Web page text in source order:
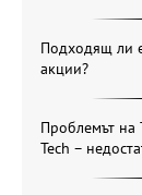
Подходящ ли
акции?
Проблемът на
Tech –